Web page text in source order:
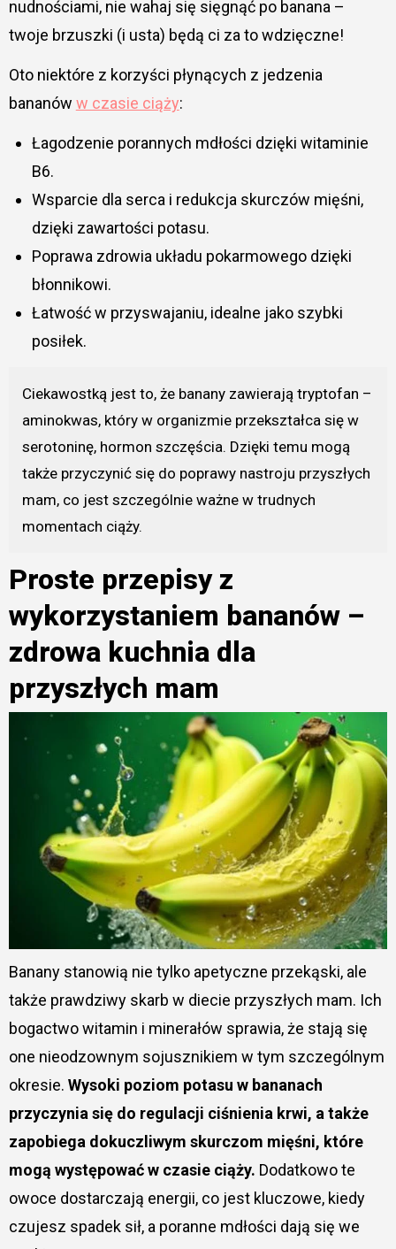
nudnościami, nie wahaj się sięgnąć po banana –
twoje brzuszki (i usta) będą ci za to wdzięczne!
Oto niektóre z korzyści płynących z jedzenia
bananów w czasie ciąży:
Łagodzenie porannych mdłości dzięki witaminie
B6.
Wsparcie dla serca i redukcja skurczów mięśni,
dzięki zawartości potasu.
Poprawa zdrowia układu pokarmowego dzięki
błonnikowi.
Łatwość w przyswajaniu, idealne jako szybki
posiłek.
Ciekawostką jest to, że banany zawierają tryptofan –
aminokwas, który w organizmie przekształca się w
serotoninę, hormon szczęścia. Dzięki temu mogą
także przyczynić się do poprawy nastroju przyszłych
mam, co jest szczególnie ważne w trudnych
momentach ciąży.
Proste przepisy z
wykorzystaniem bananów –
zdrowa kuchnia dla
przyszłych mam
Banany stanowią nie tylko apetyczne przekąski, ale
także prawdziwy skarb w diecie przyszłych mam. Ich
bogactwo witamin i minerałów sprawia, że stają się
one nieodzownym sojusznikiem w tym szczególnym
okresie. Wysoki poziom potasu w bananach
przyczynia się do regulacji ciśnienia krwi, a także
zapobiega dokuczliwym skurczom mięśni, które
mogą występować w czasie ciąży. Dodatkowo te
owoce dostarczają energii, co jest kluczowe, kiedy
czujesz spadek sił, a poranne mdłości dają się we